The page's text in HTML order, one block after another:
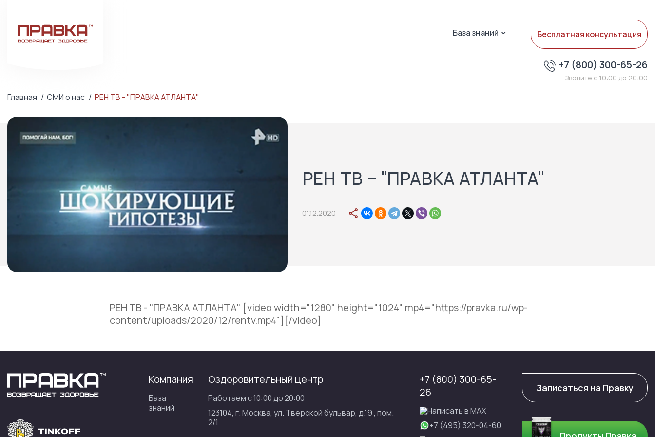
База знаний Бесплатная консультация
+7 (800) 300-65-26
Звоните с 10:00 до 20:00
Главная СМИ о нас РЕН ТВ - "ПРАВКА АТЛАНТА"
РЕН ТВ - "ПРАВКА АТЛАНТА"
01.12.2020
РЕН ТВ - "ПРАВКА АТЛАНТА" [video width="1280" height="1024" mp4="https://pravka.ru/wp-
content/uploads/2020/12/rentv.mp4"][/video]
Компания
База
знаний
Оздоровительный центр
Работаем с 10:00 до 20:00
123104, г. Москва, ул. Тверской бульвар, д.19 , пом.
2/1
+7 (800) 300-65-
26
Написать в МАХ
+7 (495) 320-04-60
Записаться на Правку